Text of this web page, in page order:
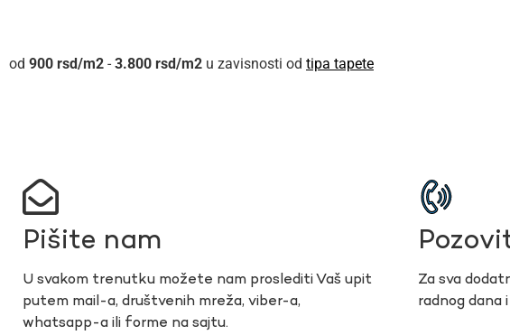
900 rsd - 3.800 rsd u zavisnosti od tipa tapete
Pišite nam
U svakom trenutku možete nam proslediti Vaš upit
putem mail-a, društvenih mreža, viber-a,
whatsapp-a ili forme na sajtu.
Za sva
radnog dana